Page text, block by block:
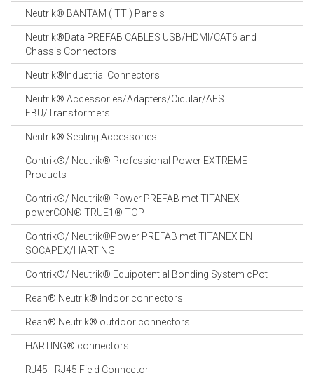
EN
TOEBEHOREN
CABLE EQUIPEMENTS
Neutrik® BANTAM ( TT ) Panels
Neutrik®Data PREFAB CABLES USB/HDMI/CAT6 and
Chassis Connectors
Neutrik®Industrial Connectors
Neutrik® Accessories/Adapters/Cicular/AES
EBU/Transformers
Neutrik® Sealing Accessories
Contrik®/ Neutrik® Professional Power EXTREME
Products
Contrik®/ Neutrik® Power PREFAB met TITANEX
powerCON® TRUE1® TOP
Contrik®/ Neutrik®Power PREFAB met TITANEX EN
SOCAPEX/HARTING
Contrik®/ Neutrik® Equipotential Bonding System cPot
Rean® Neutrik® Indoor connectors
Rean® Neutrik® outdoor connectors
HARTING® connectors
RJ45 - RJ45 Field Connector